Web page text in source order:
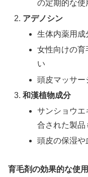
の定期的な使
アデノシン
生体内薬用成
女性向けの育
い
頭皮マッサー
和漢植物成分
サンショウ
合された製品
頭皮の保湿や
育毛剤の効果的な使